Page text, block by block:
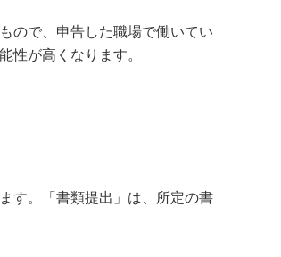
ので、申告した職場で働いてい
性が高くなります。
す。「書類提出」は、所定の書